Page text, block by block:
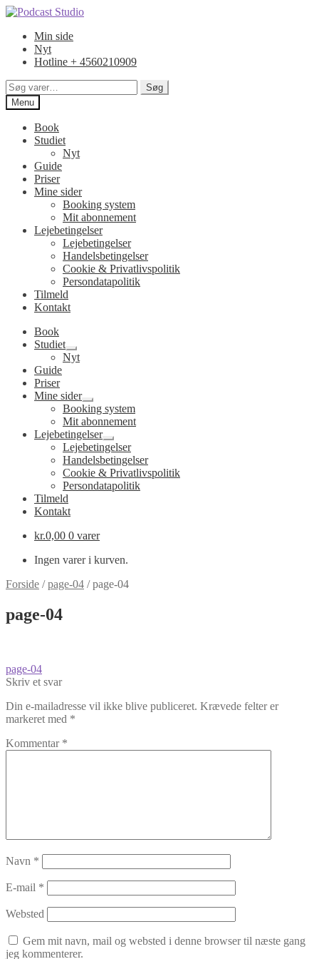
Spring
navigation
Spring
indholdMin side
Nyt
Hotline + 4560210909
Søg
efter:
Søg
Menu
Book
Studiet
Nyt
Guide
Priser
Mine sider
Booking system
Mit abonnement
Lejebetingelser
Lejebetingelser
Handelsbetingelser
Cookie & Privatlivspolitik
Persondatapolitik
Tilmeld
Kontakt
Book
Studiet
Udfold
undermenu
Nyt
Guide
Priser
Mine sider
Udfold
undermenu
Booking system
Mit abonnement
Lejebetingelser
Udfold
undermenu
Lejebetingelser
Handelsbetingelser
Cookie & Privatlivspolitik
Persondatapolitik
Tilmeld
Kontakt
kr.0,00 0 varer
Ingen varer i kurven.
Forside /page-04 /page-04
page-04
Indlægsnavigation
Forrige
indlæg:
page-04
Skriv et svar
Din e-mailadresse vil ikke blive publiceret. Krævede felter er
markeret med *
Kommentar *
Navn *
E-mail *
Websted
Gem mit navn, mail og websted i denne browser til næste gang
jeg kommenterer.